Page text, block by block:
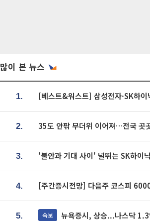
많이 본 뉴스
1. [베스트&워스트] 삼성전자·SK하
2. 35도 안팎 무더위 이어져…전국 곳
3. '불안과 기대 사이' 널뛰는 SK하이
4. [주간증시전망] 다음주 코스피
5. 속보 뉴욕증시, 상승...나스닥